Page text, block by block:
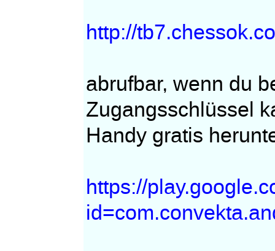
http://
abrufbar, wenn du
Zugangsschlüssel
Handy gratis
https://